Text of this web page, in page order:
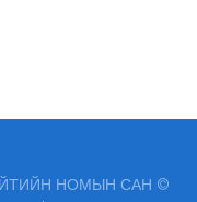
НОМЫН САН ©